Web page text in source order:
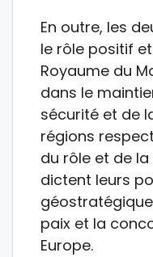
En outre, les
le rôle positif
Royaume du
dans le
sécurité et de
régions
du rôle et de
dictent leurs
paix et la
Europe.